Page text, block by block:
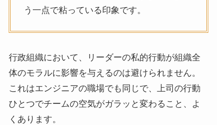
う一点で粘っている印象です。
行政組織において、リーダーの私的行動が組織全
体のモラルに影響を与えるのは避けられません。
これはエンジニアの職場でも同じで、上司の行動
ひとつでチームの空気がガラッと変わること、よ
くあります。